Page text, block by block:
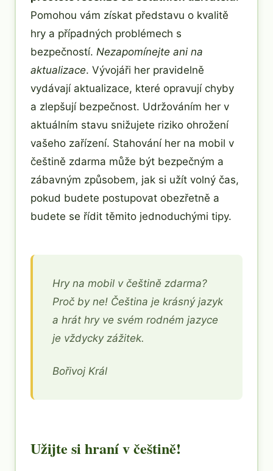
Pomohou vám získat představu o kvalitě
hry a případných problémech s
bezpečností. Nezapomínejte ani na
aktualizace. Vývojáři her pravidelně
vydávají aktualizace, které opravují chyby
a zlepšují bezpečnost. Udržováním her v
aktuálním stavu snižujete riziko ohrožení
vašeho zařízení. Stahování her na mobil v
češtině zdarma může být bezpečným a
zábavným způsobem, jak si užít volný čas,
pokud budete postupovat obezřetně a
budete se řídit těmito jednoduchými tipy.
Hry na mobil v češtině zdarma?
Proč by ne! Čeština je krásný jazyk
a hrát hry ve svém rodném jazyce
je vždycky zážitek.
Bořivoj Král
Užijte si hraní v češtině!